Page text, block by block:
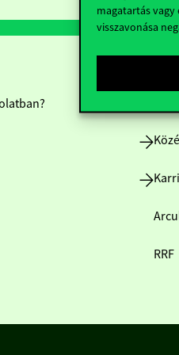
magatartás vagy
visszavonása
RRF